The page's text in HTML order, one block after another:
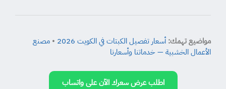
مواضيع تهمك: أسعار تفصيل الكبتات في الكويت 2026 • مصنع
الأعمال الخشبية — خدماتنا وأسعارنا
اطلب عرض سعرك الآن على واتساب